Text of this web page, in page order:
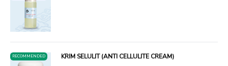
RECOMMENDED KRIM SELULIT (ANTI CELLULITE CREAM)